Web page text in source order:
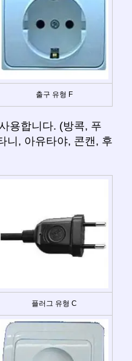
출구 유형 F
용합니다. (방콕, 푸
니, 아유타야, 콘캔, 후
플러그 유형 C